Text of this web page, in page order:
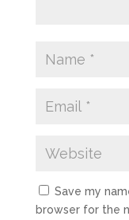
Save my
browser for the